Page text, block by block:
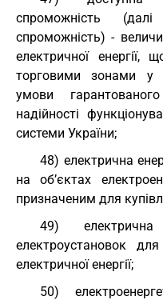
спроможність
спроможність) -
електричної
торговими зонами у
умови
надійності
системи України;
48) електрична
на об’єктах
призначеним для
49)
електроустановок
електричної енергії;
50)